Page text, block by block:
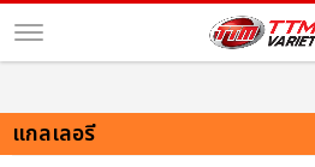
แกลเลอรี